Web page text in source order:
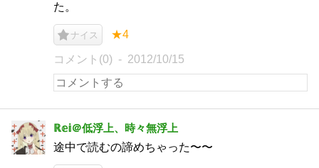
た。
ナイス ★4
コメント(0) 2012/10/15
ℝ𝕖𝕚＠低浮上、時々無浮上
途中で読むの諦めちゃった〜〜